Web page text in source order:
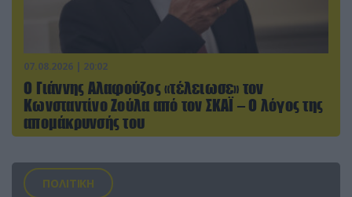
07.08.2026 | 20:02
Ο Γιάννης Αλαφούζος «τέλειωσε» τον
Κωνσταντίνο Ζούλα από τον ΣΚΑΪ – Ο λόγος της
απομάκρυνσής του
ΠΟΛΙΤΙΚΗ